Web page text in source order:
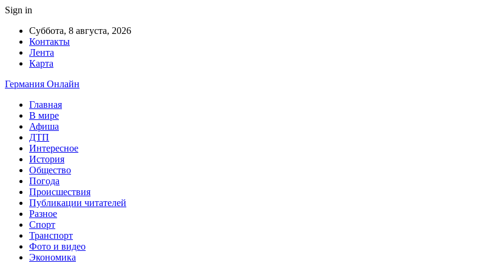
Sign in
Суббота, 8 августа, 2026
Контакты
Лента
Карта
Германия Онлайн
Главная
В мире
Афиша
ДТП
Интересное
История
Общество
Погода
Происшествия
Публикации читателей
Разное
Спорт
Транспорт
Фото и видео
Экономика